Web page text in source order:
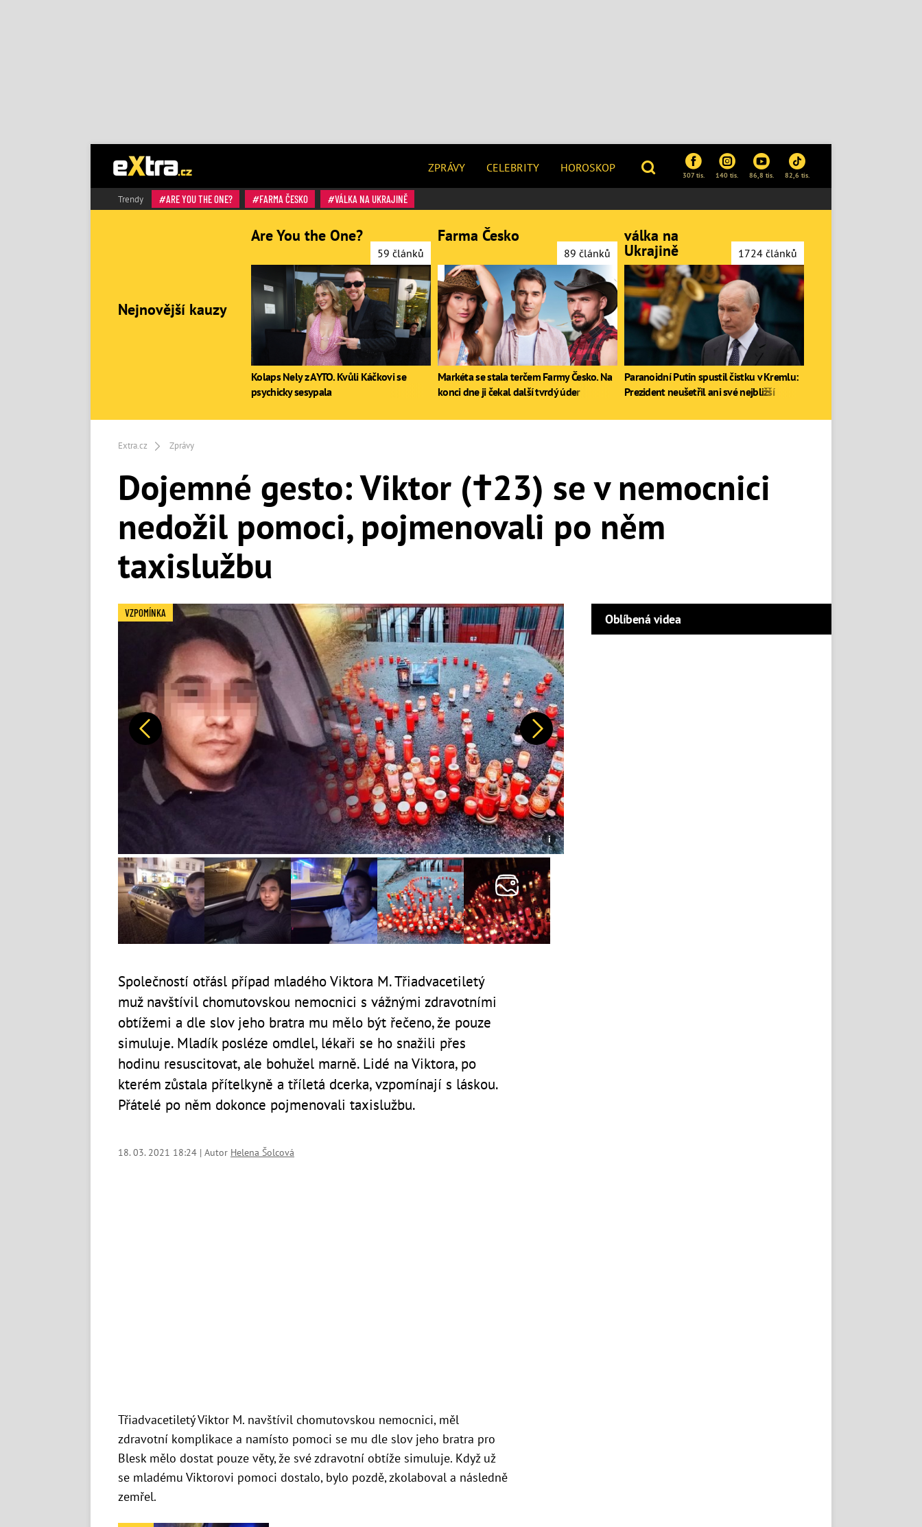
ZPRÁVY CELEBRITY HOROSKOP
307 tis. 140 tis. 86,8 tis. 82,6 tis.
Trendy ARE YOU THE ONE? FARMA ČESKO VÁLKA NA UKRAJINĚ
Extra.cz Zprávy
Dojemné gesto: Viktor (†23) se v nemocnici
nedožil pomoci, pojmenovali po něm
taxislužbu
Předchozí Další
VZPOMÍNKA
Společností otřásl případ mladého Viktora M. Třiadvacetiletý
muž navštívil chomutovskou nemocnici s vážnými zdravotními
obtížemi a dle slov jeho bratra mu mělo být řečeno, že pouze
simuluje. Mladík posléze omdlel, lékaři se ho snažili přes
hodinu resuscitovat, ale bohužel marně. Lidé na Viktora, po
kterém zůstala přítelkyně a tříletá dcerka, vzpomínají s láskou.
Přátelé po něm dokonce pojmenovali taxislužbu.
18. 03. 2021 18:24 | Autor Helena Šolcová
Třiadvacetiletý Viktor M. navštívil chomutovskou nemocnici, měl
zdravotní komplikace a namísto pomoci se mu dle slov jeho bratra pro
Blesk mělo dostat pouze věty, že své zdravotní obtíže simuluje. Když už
se mladému Viktorovi pomoci dostalo, bylo pozdě, zkolaboval a následně
zemřel.
Oblíbená videa
Nejnovější kauzy
Are You the One?
59 článků
Kolaps Nely z AYTO. Kvůli Káčkovi se
psychicky sesypala
Farma Česko
89 článků
Markéta se stala terčem Farmy Česko. Na
konci dne ji čekal další tvrdý úder
válka na
Ukrajině 1724 článků
Paranoidní Putin spustil čistku v Kremlu:
Prezident neušetřil ani své nejbližší